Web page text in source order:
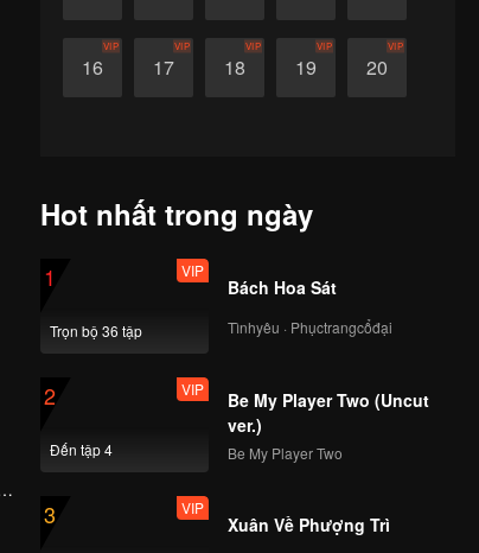
16
VIP
17
VIP
18
VIP
19
VIP
20
VIP
Hot nhất trong ngày
1
Trọn bộ 36 tập
VIP
Bách Hoa Sát
Tìnhyêu · Phụctrangcổđại
2
Đến tập 4
VIP
Be My Player Two (Uncut
ver.)
Be My Player Two
3 VIP
Xuân Về Phượng Trì